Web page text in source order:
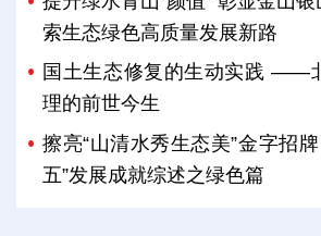
索生态绿色高质量发展新路
国土生态修复的生动实践 ——
理的前世今生
擦亮“山清水秀生态美”金字招
五”发展成就综述之绿色篇